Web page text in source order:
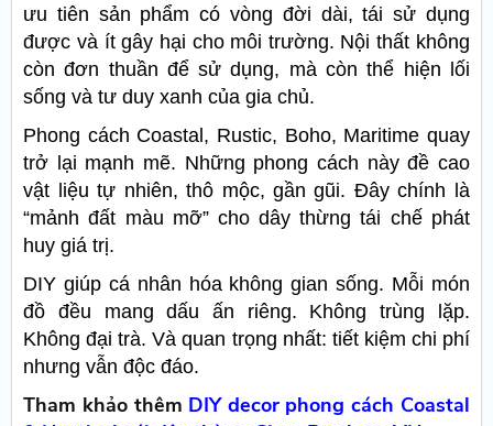
ưu tiên sản phẩm có vòng đời dài, tái sử dụng
được và ít gây hại cho môi trường. Nội thất không
còn đơn thuần để sử dụng, mà còn thể hiện lối
sống và tư duy xanh của gia chủ.
Phong cách Coastal, Rustic, Boho, Maritime quay
trở lại mạnh mẽ. Những phong cách này đề cao
vật liệu tự nhiên, thô mộc, gần gũi. Đây chính là
“mảnh đất màu mỡ” cho dây thừng tái chế phát
huy giá trị.
DIY giúp cá nhân hóa không gian sống. Mỗi món
đồ đều mang dấu ấn riêng. Không trùng lặp.
Không đại trà. Và quan trọng nhất: tiết kiệm chi phí
nhưng vẫn độc đáo.
Tham khảo thêm DIY decor phong cách Coastal